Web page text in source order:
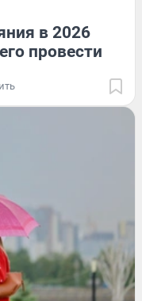
в 2026
провести